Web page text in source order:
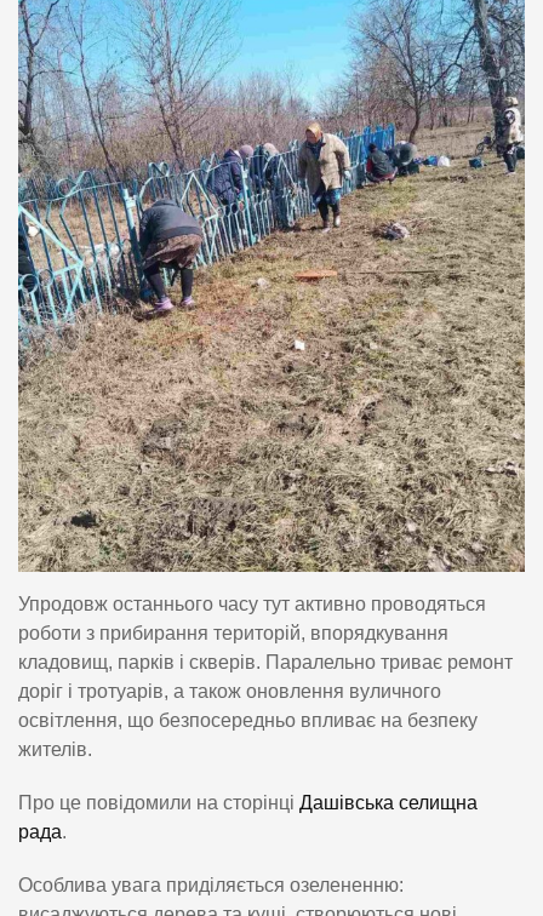
Упродовж останнього часу тут активно проводяться
роботи з прибирання територій, впорядкування
кладовищ, парків і скверів. Паралельно триває ремонт
доріг і тротуарів, а також оновлення вуличного
освітлення, що безпосередньо впливає на безпеку
жителів.
Про це повідомили на сторінці Дашівська селищна
рада.
Особлива увага приділяється озелененню: